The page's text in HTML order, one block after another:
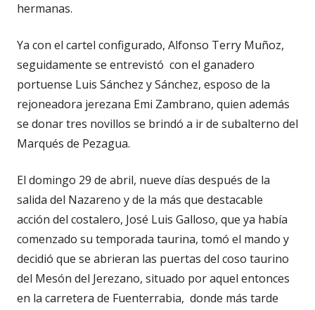
hermanas.
Ya con el cartel configurado, Alfonso Terry Muñoz,
seguidamente se entrevistó con el ganadero
portuense Luis Sánchez y Sánchez, esposo de la
rejoneadora jerezana Emi Zambrano, quien además
se donar tres novillos se brindó a ir de subalterno del
Marqués de Pezagua.
El domingo 29 de abril, nueve días después de la
salida del Nazareno y de la más que destacable
acción del costalero, José Luis Galloso, que ya había
comenzado su temporada taurina, tomó el mando y
decidió que se abrieran las puertas del coso taurino
del Mesón del Jerezano, situado por aquel entonces
en la carretera de Fuenterrabia, donde más tarde